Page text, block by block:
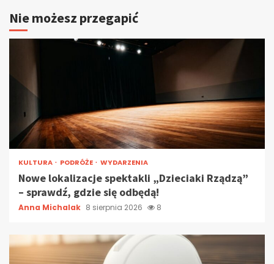
Nie możesz przegapić
KULTURA PODRÓŻE WYDARZENIA
Nowe lokalizacje spektakli „Dzieciaki Rządzą”
– sprawdź, gdzie się odbędą!
Anna Michalak 8 sierpnia 2026 8